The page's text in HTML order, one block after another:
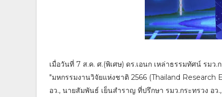
เมื่อวันที่ 7 ส.ค. ศ.(พิเศษ) ดร.เอนก เหล่าธรรมทัศน์ รม
"มหกรรมงานวิจัยแห่งชาติ 2566 (Thailand Research
อว., นายสัมพันธ์ เย็นสำราญ ที่ปรึกษา รมว.กระทรวง อ